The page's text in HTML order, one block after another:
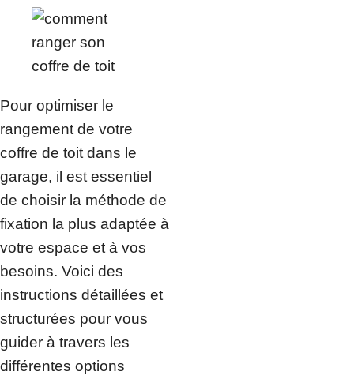
Pour optimiser le
rangement de votre
coffre de toit dans le
garage, il est essentiel
de choisir la méthode de
fixation la plus adaptée à
votre espace et à vos
besoins. Voici des
instructions détaillées et
structurées pour vous
guider à travers les
différentes options